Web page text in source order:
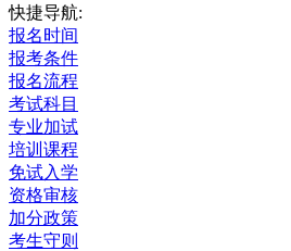
快捷导航:
报名时间
报考条件
报名流程
考试科目
专业加试
培训课程
免试入学
资格审核
加分政策
考生守则